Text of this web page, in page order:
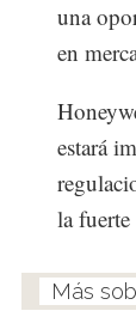
una
en
estará
la fuerte